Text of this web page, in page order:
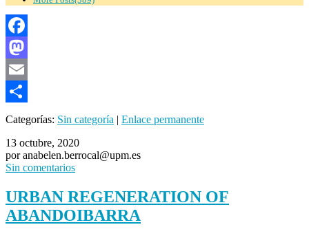
Facebook
Mastodon
Email
Compartir
Categorías: Sin categoría | Enlace permanente
13 octubre, 2020
por anabelen.berrocal@upm.es
Sin comentarios
URBAN REGENERATION OF
ABANDOIBARRA